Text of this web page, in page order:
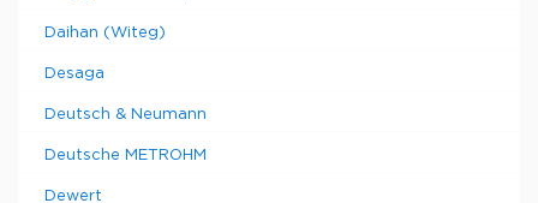
Daihan (Witeg)
Desaga
Deutsch & Neumann
Deutsche METROHM
Dewert